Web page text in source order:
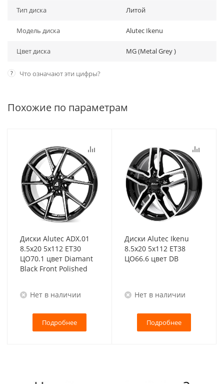
Тип диска Литой
Модель диска Alutec Ikenu
Цвет диска MG (Metal Grey )
? Что означают эти цифры?
Похожие по параметрам
Диски Alutec ADX.01
8.5x20 5x112 ET30
ЦО70.1 цвет Diamant
Black Front Polished
Нет в наличии
Подробнее
Диски Alutec Ikenu
8.5x20 5x112 ET38
ЦО66.6 цвет DB
Нет в наличии
Подробнее